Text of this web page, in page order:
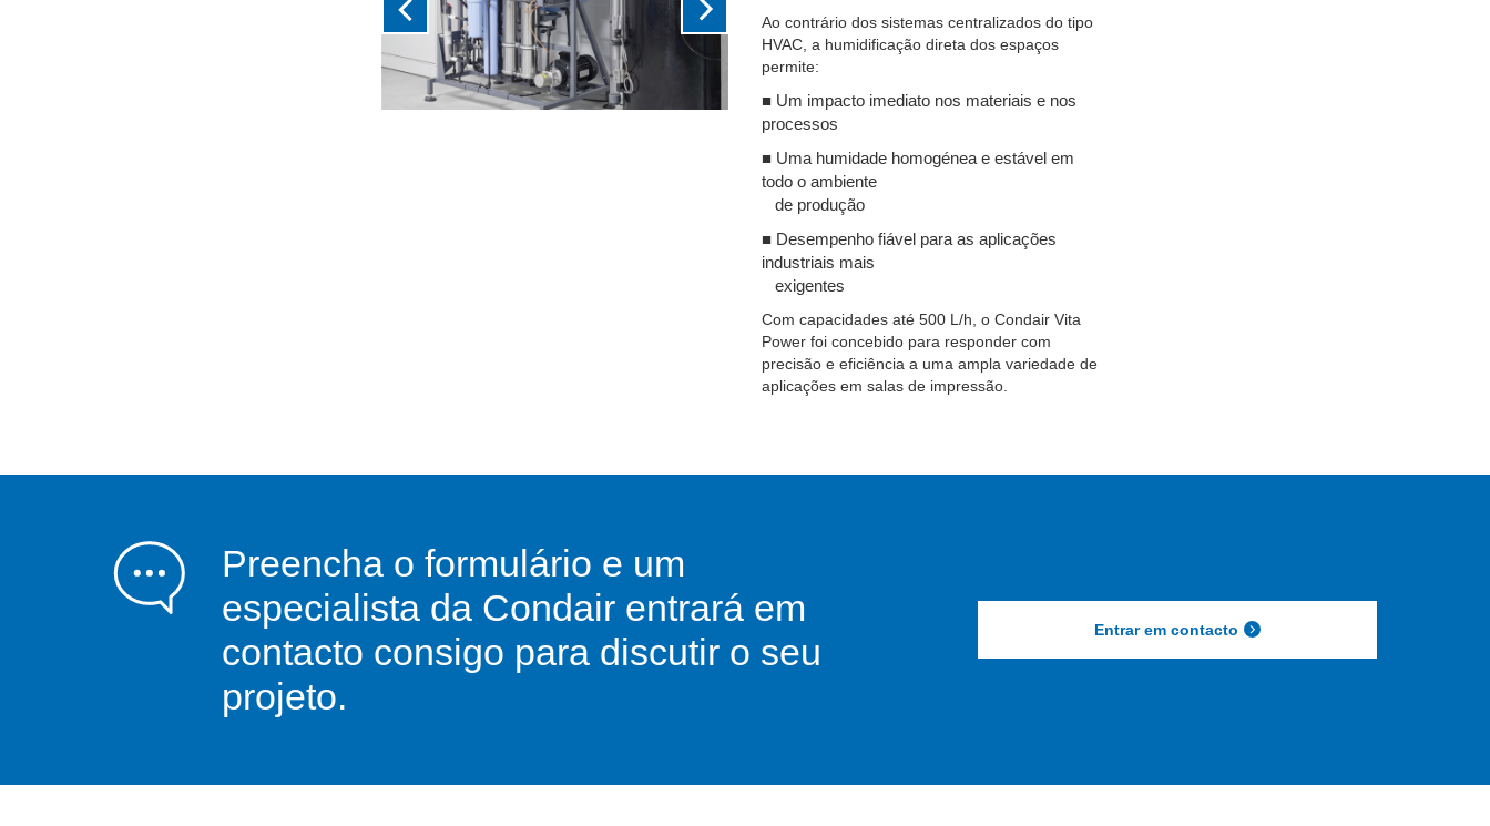
Ao contrário dos sistemas centralizados do tipo
HVAC, a humidificação direta dos espaços
permite:
■ Um impacto imediato nos materiais e nos
processos
■ Uma humidade homogénea e estável em
todo o ambiente
de produção
■ Desempenho fiável para as aplicações
industriais mais
exigentes
Com capacidades até 500 L/h, o Condair Vita
Power foi concebido para responder com
precisão e eficiência a uma ampla variedade de
aplicações em salas de impressão.
Preencha o formulário e um
especialista da Condair entrará em
contacto consigo para discutir o seu
projeto.
Entrar em contacto